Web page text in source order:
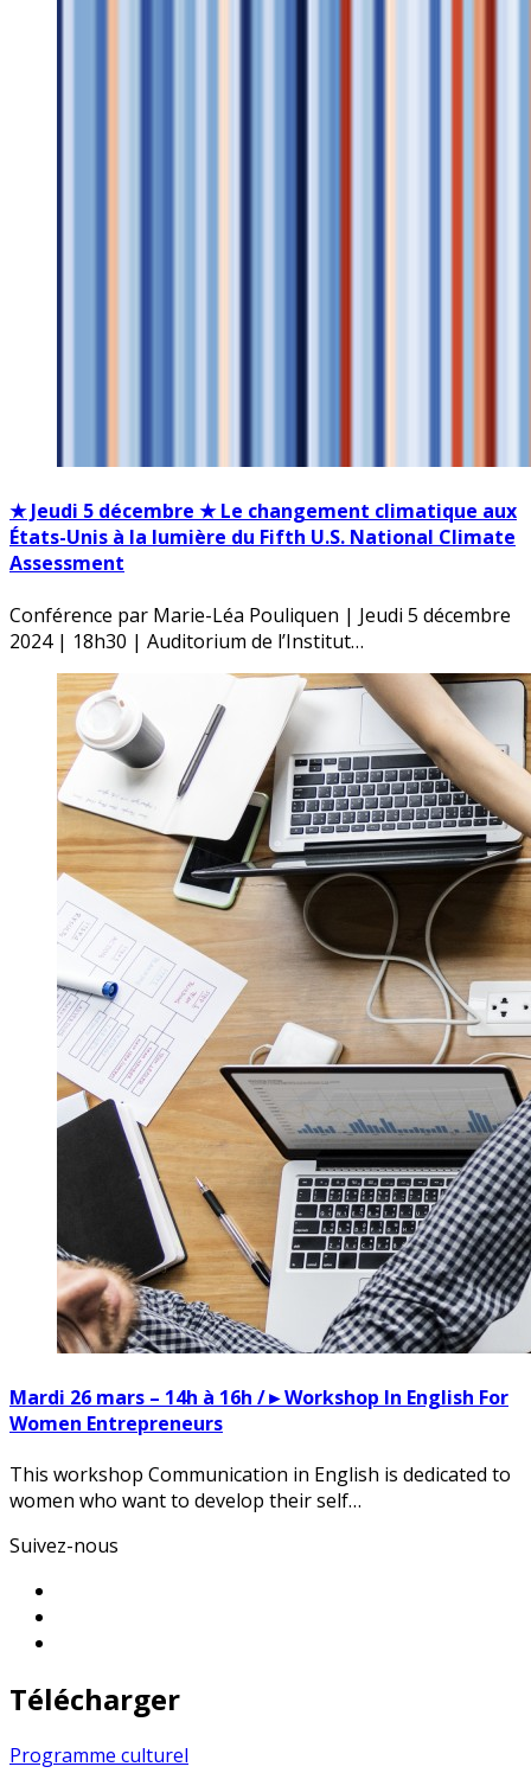
★ Jeudi 5 décembre ★ Le changement climatique aux
États-Unis à la lumière du Fifth U.S. National Climate
Assessment
Conférence par Marie-Léa Pouliquen | Jeudi 5 décembre
2024 | 18h30 | Auditorium de l’Institut…
Mardi 26 mars – 14h à 16h /►Workshop In English For
Women Entrepreneurs
This workshop Communication in English is dedicated to
women who want to develop their self…
Suivez-nous
Télécharger
Programme culturel